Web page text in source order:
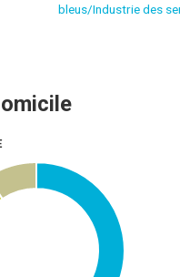
bleus/Industrie des